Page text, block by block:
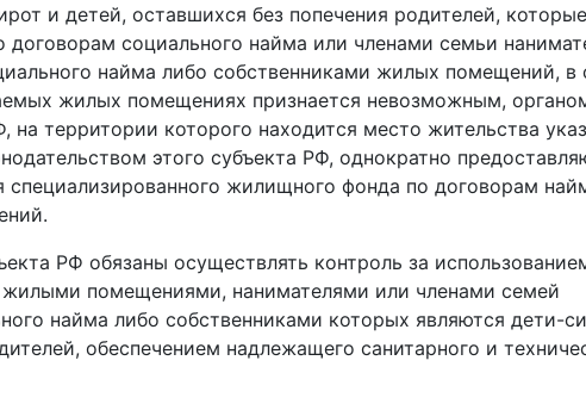
и детей, оставшихся без попечения родителей,
социального найма или членами семьи
найма либо собственниками жилых помещений, в
жилых помещениях признается невозможным,
на территории которого находится место жительства
этого субъекта РФ, однократно
жилищного фонда по договорам
РФ обязаны осуществлять контроль за
помещениями, нанимателями или членами семей
найма либо собственниками которых являются дети­-
обеспечением надлежащего санитарного и